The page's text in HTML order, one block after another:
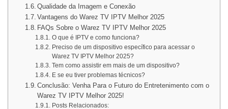
Qualidade da Imagem e Conexão
Vantagens do Warez TV IPTV Melhor 2025
FAQs Sobre o Warez TV IPTV Melhor 2025
O que é IPTV e como funciona?
Preciso de um dispositivo específico para acessar o
Warez TV IPTV Melhor 2025?
Tem como assistir em mais de um dispositivo?
E se eu tiver problemas técnicos?
Conclusão: Venha Para o Futuro do Entretenimento com o
Warez TV IPTV Melhor 2025!
Posts Relacionados: